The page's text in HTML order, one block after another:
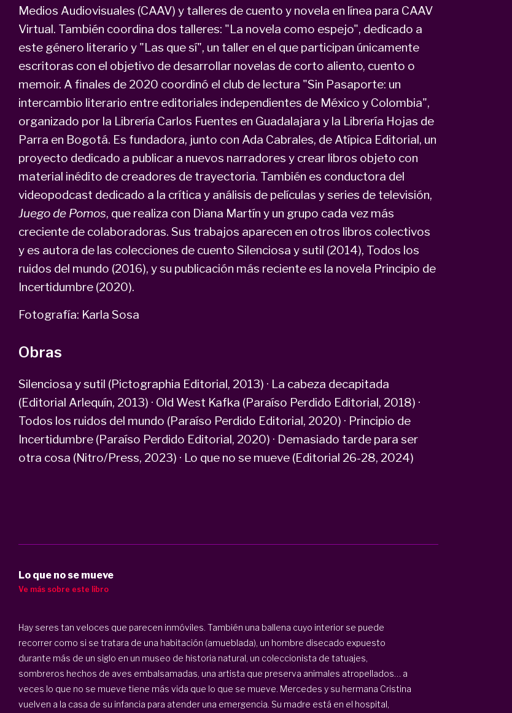
Medios Audiovisuales (CAAV) y talleres de cuento y novela en línea para CAAV
Virtual. También coordina dos talleres: "La novela como espejo", dedicado a
este género literario y "Las que sí", un taller en el que participan únicamente
escritoras con el objetivo de desarrollar novelas de corto aliento, cuento o
memoir. A finales de 2020 coordinó el club de lectura "Sin Pasaporte: un
intercambio literario entre editoriales independientes de México y Colombia",
organizado por la Librería Carlos Fuentes en Guadalajara y la Librería Hojas de
Parra en Bogotá. Es fundadora, junto con Ada Cabrales, de Atípica Editorial, un
proyecto dedicado a publicar a nuevos narradores y crear libros objeto con
material inédito de creadores de trayectoria. También es conductora del
videopodcast dedicado a la crítica y análisis de películas y series de televisión,
Juego de Pomos, que realiza con Diana Martín y un grupo cada vez más
creciente de colaboradoras. Sus trabajos aparecen en otros libros colectivos
y es autora de las colecciones de cuento Silenciosa y sutil (2014), Todos los
ruidos del mundo (2016), y su publicación más reciente es la novela Principio de
Incertidumbre (2020).
Fotografía: Karla Sosa
Obras
Silenciosa y sutil (Pictographia Editorial, 2013) · La cabeza decapitada
(Editorial Arlequín, 2013) · Old West Kafka (Paraíso Perdido Editorial, 2018) ·
Todos los ruidos del mundo (Paraíso Perdido Editorial, 2020) · Principio de
Incertidumbre (Paraíso Perdido Editorial, 2020) · Demasiado tarde para ser
otra cosa (Nitro/Press, 2023) · Lo que no se mueve (Editorial 26-28, 2024)
Lo que no se mueve
Ve más sobre este libro
Hay seres tan veloces que parecen inmóviles. También una ballena cuyo interior se puede
recorrer como si se tratara de una habitación (amueblada), un hombre disecado expuesto
durante más de un siglo en un museo de historia natural, un coleccionista de tatuajes,
sombreros hechos de aves embalsamadas, una artista que preserva animales atropellados… a
veces lo que no se mueve tiene más vida que lo que se mueve. Mercedes y su hermana Cristina
vuelven a la casa de su infancia para atender una emergencia. Su madre está en el hospital,